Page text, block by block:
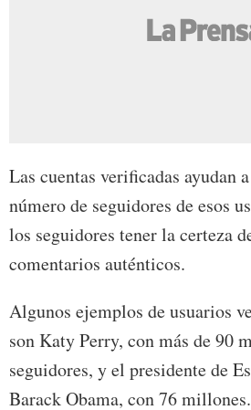
Las cuentas verificadas ayudan
número de seguidores de esos
los seguidores tener la certeza
comentarios auténticos.
Algunos ejemplos de usuarios
son Katy Perry, con más de 90
seguidores, y el presidente de
Barack Obama, con 76 millones.